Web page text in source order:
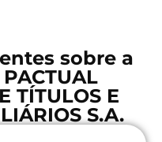
sobre a
TÍTULOS E
S.A.